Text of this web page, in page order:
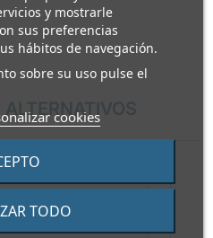
y mostrarle
sus preferencias
hábitos de navegación.
sobre su uso pulse el
cookies
TODO